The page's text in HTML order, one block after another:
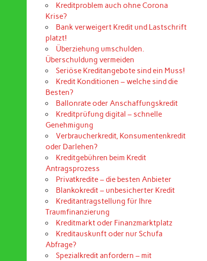
Kreditproblem auch ohne Corona
Krise?
Bank verweigert Kredit und Lastschrift
platzt!
Überziehung umschulden.
Überschuldung vermeiden
Seriöse Kreditangebote sind ein Muss!
Kredit Konditionen – welche sind die
Besten?
Ballonrate oder Anschaffungskredit
Kreditprüfung digital – schnelle
Genehmigung
Verbraucherkredit, Konsumentenkredit
oder Darlehen?
Kreditgebühren beim Kredit
Antragsprozess
Privatkredite – die besten Anbieter
Blankokredit – unbesicherter Kredit
Kreditantragstellung für Ihre
Traumfinanzierung
Kreditmarkt oder Finanzmarktplatz
Kreditauskunft oder nur Schufa
Abfrage?
Spezialkredit anfordern – mit